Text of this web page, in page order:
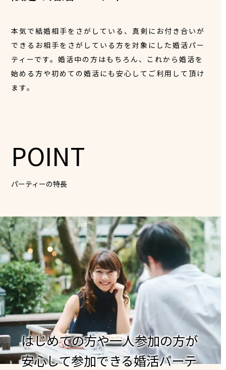
本気で結婚相手をさがしている、真剣にお付き合いが
できるお相手をさがしている方を対象にした婚活パー
ティーです。婚活中の方はもちろん、これから婚活を
始める方や初めての婚活にも安心してご利用して頂け
ます。
POINT
パーティーの特長
はじめての方や一人参加の方が
安心して参加できる婚活パーテ